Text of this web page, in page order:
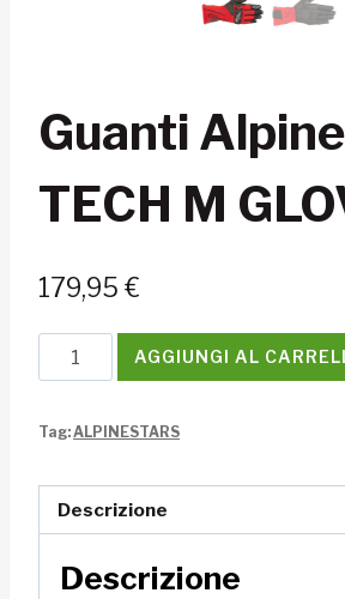
Guanti
TECH M
179,95 €
Guanti
Alpinestars
M
quantità
AGGIUNGI AL
Tag:ALPINESTARS
Descrizione
Descrizione